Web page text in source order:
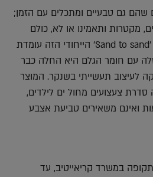
שהם גם טבעיים ומתכלים עם הזמן;
מקטרות ותאמינו או לא, כולם
עשויים חול. מאחורי המותג 'Sand to sand' הייחודי הזה עומדת
עם חומר הגלם היא החלה כבר
לעיצוב תעשייתי בשנקר. המוצר
סדרת צעצועים מחול ים לילדים,
ואינם משאירים טביעת אצבע
במשרד קריאייטיב, עד